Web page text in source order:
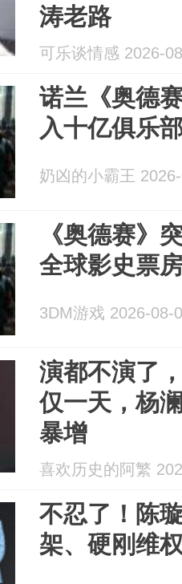
涛老路
可乐谈情感 2026-
诺兰《奥德
入十亿俱乐
奶凶的小霸王
《奥德赛》
全球影史票
3DM游戏 2026-08-
演都不演了
仅一天，杨
暴增
喜欢历史的阿繁
不忍了！陈
架、硬刚维